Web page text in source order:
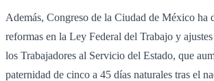
Además, Congreso de la Ciudad de México ha
reformas en la Ley Federal del Trabajo y
los Trabajadores al Servicio del Estado, que
paternidad de cinco a 45 días naturales tras el